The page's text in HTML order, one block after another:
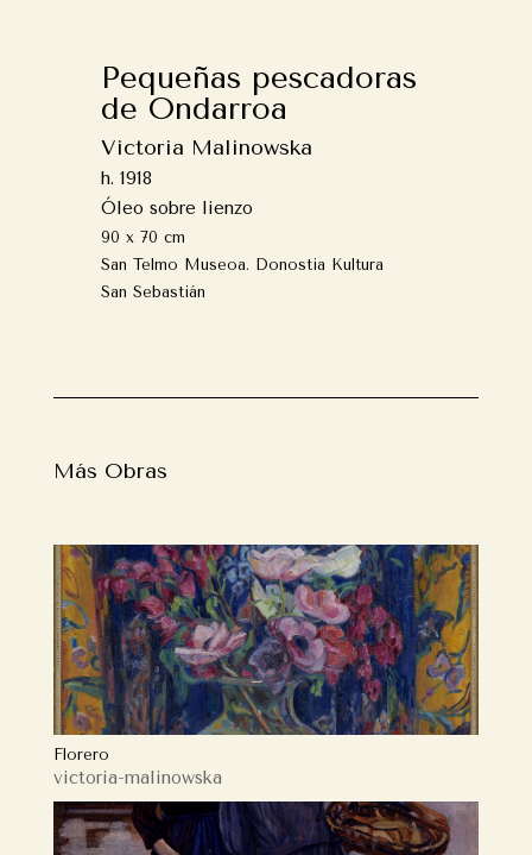
Pequeñas pescadoras
de Ondarroa
Victoria Malinowska
h. 1918
Óleo sobre lienzo
90 x 70 cm
San Telmo Museoa. Donostia Kultura
San Sebastián
Más Obras
Florero
victoria-malinowska